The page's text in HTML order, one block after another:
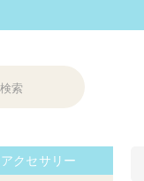
クセサリー